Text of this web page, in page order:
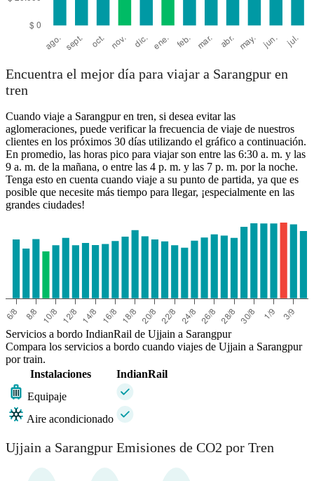
Encuentra el mejor día para viajar a Sarangpur en
tren
Cuando viaje a Sarangpur en tren, si desea evitar las
aglomeraciones, puede verificar la frecuencia de viaje de nuestros
clientes en los próximos 30 días utilizando el gráfico a continuación.
En promedio, las horas pico para viajar son entre las 6:30 a. m. y las
9 a. m. de la mañana, o entre las 4 p. m. y las 7 p. m. por la noche.
Tenga esto en cuenta cuando viaje a su punto de partida, ya que es
posible que necesite más tiempo para llegar, ¡especialmente en las
grandes ciudades!
Servicios a bordo IndianRail de Ujjain a Sarangpur
Compara los servicios a bordo cuando viajes de Ujjain a Sarangpur
por train.
Instalaciones
IndianRail
Equipaje
Aire acondicionado
Ujjain a Sarangpur Emisiones de CO2 por Tren